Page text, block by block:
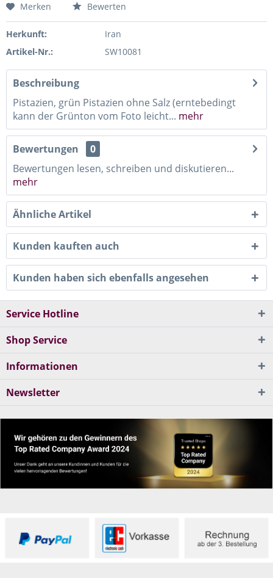
Merken Bewerten
Herkunft:
Iran
Artikel-Nr.:
SW10081
Beschreibung
Pistazien, grün Pistazien ohne Salz (erntebedingt
kann der Grünton vom Foto leicht... mehr
Bewertungen
0
Bewertungen lesen, schreiben und diskutieren...
mehr
Ähnliche Artikel
Kunden kauften auch
Kunden haben sich ebenfalls angesehen
Service Hotline
Shop Service
Informationen
Newsletter